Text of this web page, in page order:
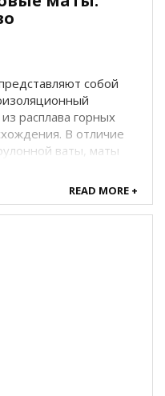
собой
расплава горных
В отличие
ваты, маты
сложные ...READ MORE +